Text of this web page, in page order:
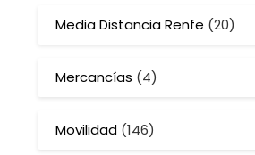
Media Distancia Renfe (20)
Mercancías (4)
Movilidad (146)